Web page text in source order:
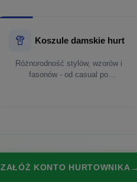
Koszule damskie hurt
Różnorodność stylów, wzorów i
fasonów - od casual po
ZAŁÓŻ KONTO HURTOWNIKA